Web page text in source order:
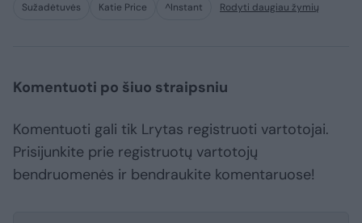
Sužadėtuvės Katie Price ^Instant Rodyti daugiau žymių
Komentuoti po šiuo straipsniu
Komentuoti gali tik Lrytas registruoti vartotojai.
Prisijunkite prie registruotų vartotojų
bendruomenės ir bendraukite komentaruose!